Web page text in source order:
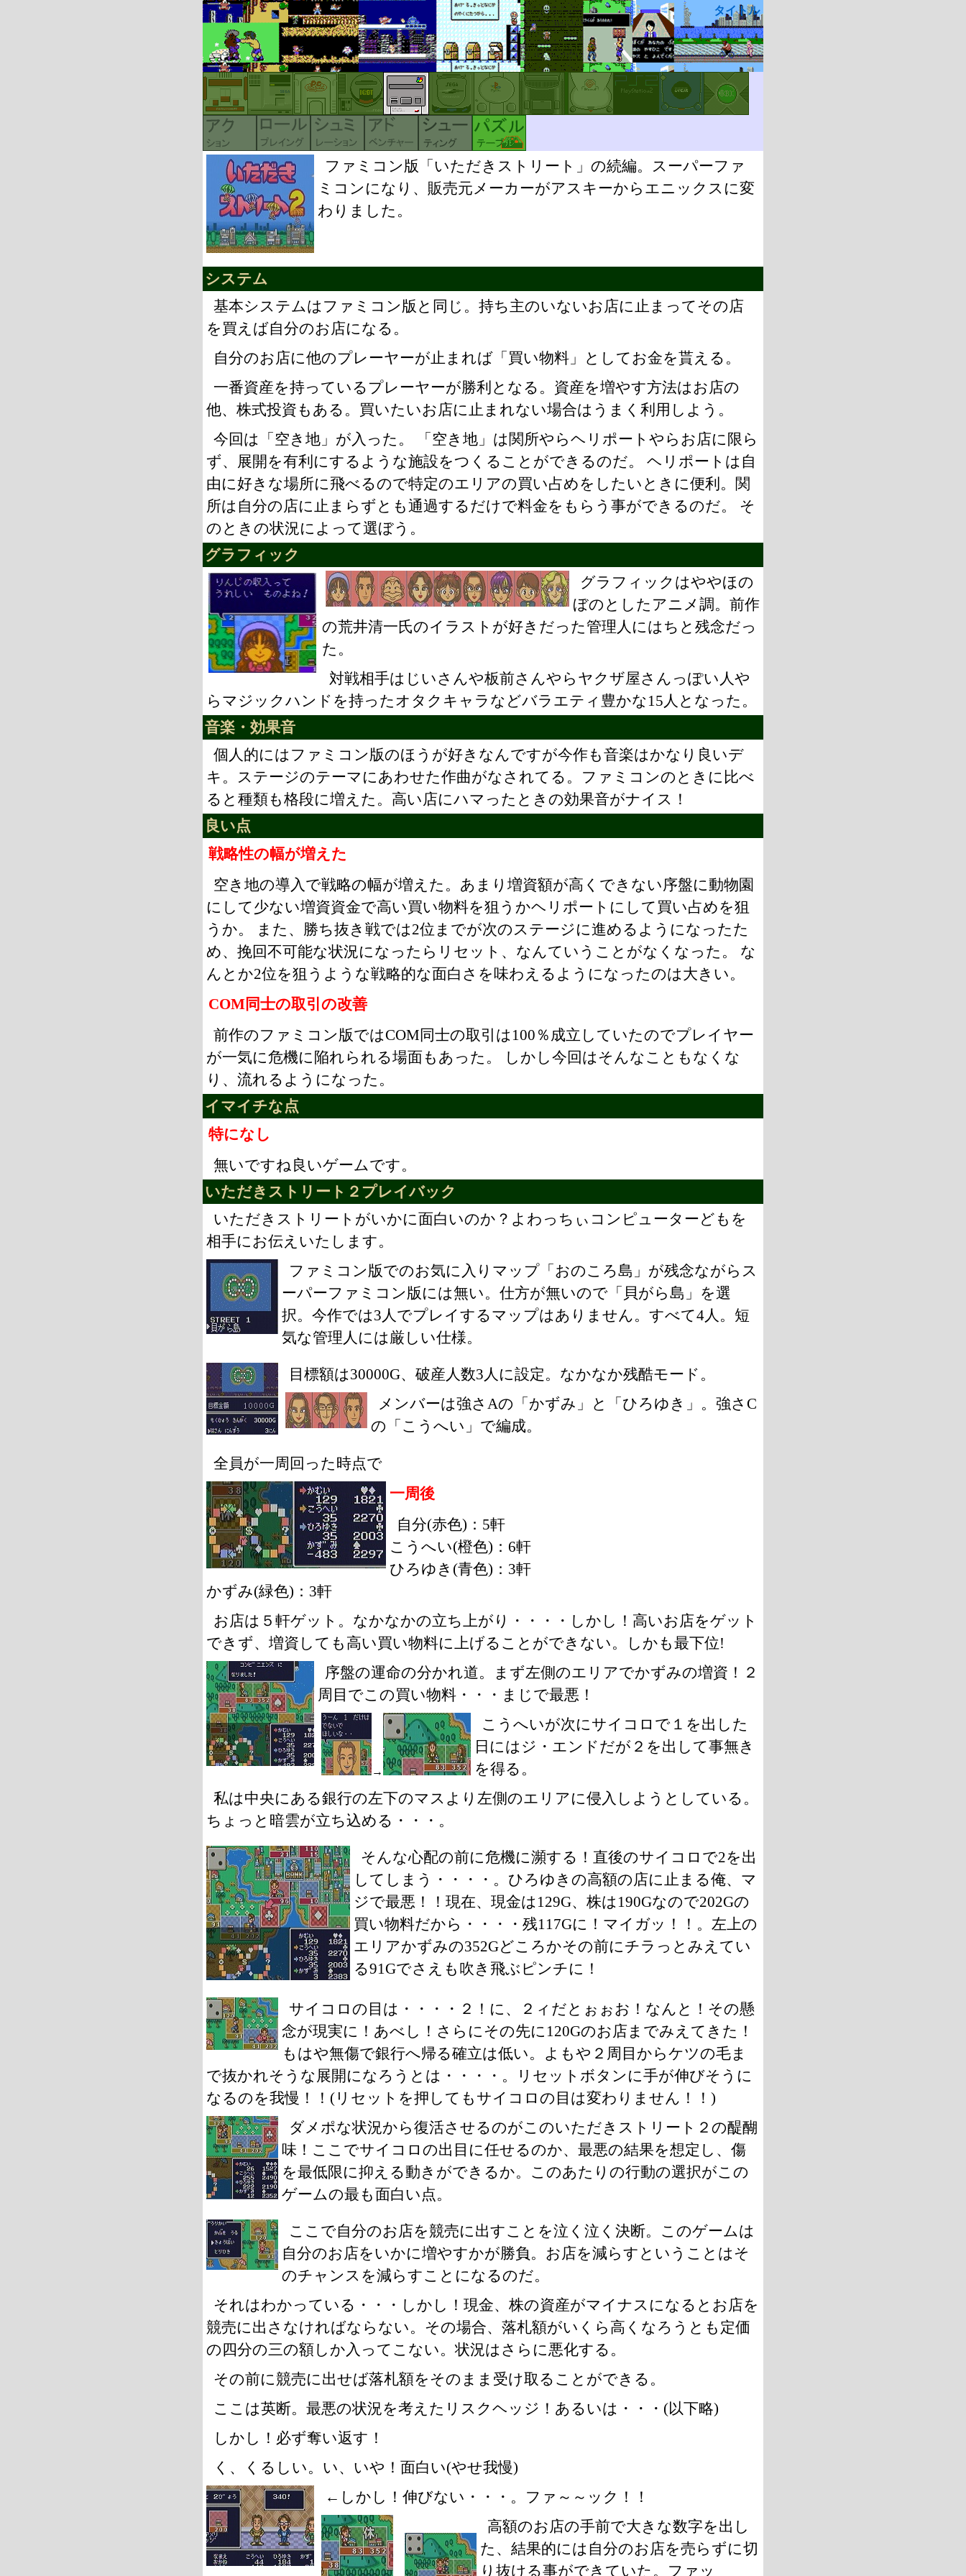
タイトル
ファミコン版「いただきストリート」の続編。スーパーファ
ミコンになり、販売元メーカーがアスキーからエニックスに変
わりました。
システム
基本システムはファミコン版と同じ。持ち主のいないお店に止まってその店
を買えば自分のお店になる。
自分のお店に他のプレーヤーが止まれば「買い物料」としてお金を貰える。
一番資産を持っているプレーヤーが勝利となる。資産を増やす方法はお店の
他、株式投資もある。買いたいお店に止まれない場合はうまく利用しよう。
今回は「空き地」が入った。 「空き地」は関所やらヘリポートやらお店に限ら
ず、展開を有利にするような施設をつくることができるのだ。 ヘリポートは自
由に好きな場所に飛べるので特定のエリアの買い占めをしたいときに便利。関
所は自分の店に止まらずとも通過するだけで料金をもらう事ができるのだ。 そ
のときの状況によって選ぼう。
グラフィック
グラフィックはややほの
ぼのとしたアニメ調。前作
の荒井清一氏のイラストが好きだった管理人にはちと残念だっ
た。
対戦相手はじいさんや板前さんやらヤクザ屋さんっぽい人や
らマジックハンドを持ったオタクキャラなどバラエティ豊かな15人となった。
音楽・効果音
個人的にはファミコン版のほうが好きなんですが今作も音楽はかなり良いデ
キ。ステージのテーマにあわせた作曲がなされてる。ファミコンのときに比べ
ると種類も格段に増えた。高い店にハマったときの効果音がナイス！
良い点
戦略性の幅が増えた
空き地の導入で戦略の幅が増えた。あまり増資額が高くできない序盤に動物園
にして少ない増資資金で高い買い物料を狙うかヘリポートにして買い占めを狙
うか。 また、勝ち抜き戦では2位までが次のステージに進めるようになったた
め、挽回不可能な状況になったらリセット、なんていうことがなくなった。 な
んとか2位を狙うような戦略的な面白さを味わえるようになったのは大きい。
COM同士の取引の改善
前作のファミコン版ではCOM同士の取引は100％成立していたのでプレイヤー
が一気に危機に陥れられる場面もあった。 しかし今回はそんなこともなくな
り、流れるようになった。
イマイチな点
特になし
無いですね良いゲームです。
いただきストリート２プレイバック
いただきストリートがいかに面白いのか？よわっちぃコンピューターどもを
相手にお伝えいたします。
ファミコン版でのお気に入りマップ「おのころ島」が残念ながらス
ーパーファミコン版には無い。仕方が無いので「貝がら島」を選
択。今作では3人でプレイするマップはありません。すべて4人。短
気な管理人には厳しい仕様。
目標額は30000G、破産人数3人に設定。なかなか残酷モード。
メンバーは強さAの「かずみ」と「ひろゆき」。強さC
の「こうへい」で編成。
全員が一周回った時点で
一周後
自分(赤色)：5軒
こうへい(橙色)：6軒
ひろゆき(青色)：3軒
かずみ(緑色)：3軒
お店は５軒ゲット。なかなかの立ち上がり・・・・しかし！高いお店をゲット
できず、増資しても高い買い物料に上げることができない。しかも最下位!
序盤の運命の分かれ道。まず左側のエリアでかずみの増資！２
周目でこの買い物料・・・まじで最悪！
→
こうへいが次にサイコロで１を出した
日にはジ・エンドだが２を出して事無き
を得る。
私は中央にある銀行の左下のマスより左側のエリアに侵入しようとしている。
ちょっと暗雲が立ち込める・・・。
そんな心配の前に危機に瀕する！直後のサイコロで2を出
してしまう・・・・。ひろゆきの高額の店に止まる俺、マ
ジで最悪！！現在、現金は129G、株は190Gなので202Gの
買い物料だから・・・・残117Gに！マイガッ！！。左上の
エリアかずみの352Gどころかその前にチラっとみえてい
る91Gでさえも吹き飛ぶピンチに！
サイコロの目は・・・・２！に、２ィだとぉぉお！なんと！その懸
念が現実に！あべし！さらにその先に120Gのお店までみえてきた！
もはや無傷で銀行へ帰る確立は低い。よもや２周目からケツの毛ま
で抜かれそうな展開になろうとは・・・・。リセットボタンに手が伸びそうに
なるのを我慢！！(リセットを押してもサイコロの目は変わりません！！)
ダメポな状況から復活させるのがこのいただきストリート２の醍醐
味！ここでサイコロの出目に任せるのか、最悪の結果を想定し、傷
を最低限に抑える動きができるか。このあたりの行動の選択がこの
ゲームの最も面白い点。
ここで自分のお店を競売に出すことを泣く泣く決断。このゲームは
自分のお店をいかに増やすかが勝負。お店を減らすということはそ
のチャンスを減らすことになるのだ。
それはわかっている・・・しかし！現金、株の資産がマイナスになるとお店を
競売に出さなければならない。その場合、落札額がいくら高くなろうとも定価
の四分の三の額しか入ってこない。状況はさらに悪化する。
その前に競売に出せば落札額をそのまま受け取ることができる。
ここは英断。最悪の状況を考えたリスクヘッジ！あるいは・・・(以下略)
しかし！必ず奪い返す！
く、くるしい。い、いや！面白い(やせ我慢)
←しかし！伸びない・・・。ファ～～ック！！
高額のお店の手前で大きな数字を出し
た、結果的には自分のお店を売らずに切
り抜ける事ができていた。ファッ